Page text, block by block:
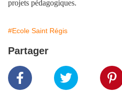
projets pédagogiques.
#Ecole Saint Régis
Partager